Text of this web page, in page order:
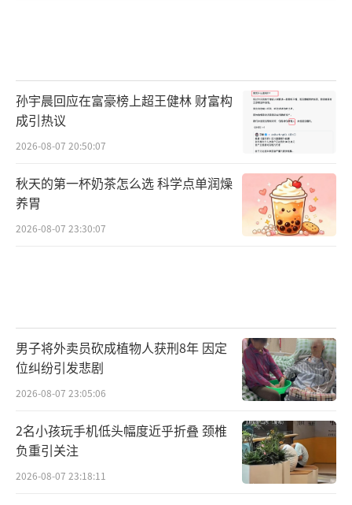
孙宇晨回应在富豪榜上超王健林 财富构
成引热议
2026-08-07 20:50:07
秋天的第一杯奶茶怎么选 科学点单润燥
养胃
2026-08-07 23:30:07
男子将外卖员砍成植物人获刑8年 因定
位纠纷引发悲剧
2026-08-07 23:05:06
2名小孩玩手机低头幅度近乎折叠 颈椎
负重引关注
2026-08-07 23:18:11